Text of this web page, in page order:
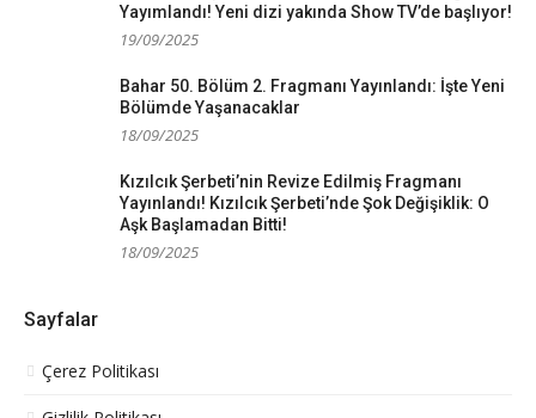
Yayımlandı! Yeni dizi yakında Show TV’de başlıyor!
19/09/2025
Bahar 50. Bölüm 2. Fragmanı Yayınlandı: İşte Yeni
Bölümde Yaşanacaklar
18/09/2025
Kızılcık Şerbeti’nin Revize Edilmiş Fragmanı
Yayınlandı! Kızılcık Şerbeti’nde Şok Değişiklik: O
Aşk Başlamadan Bitti!
18/09/2025
Sayfalar
Çerez Politikası